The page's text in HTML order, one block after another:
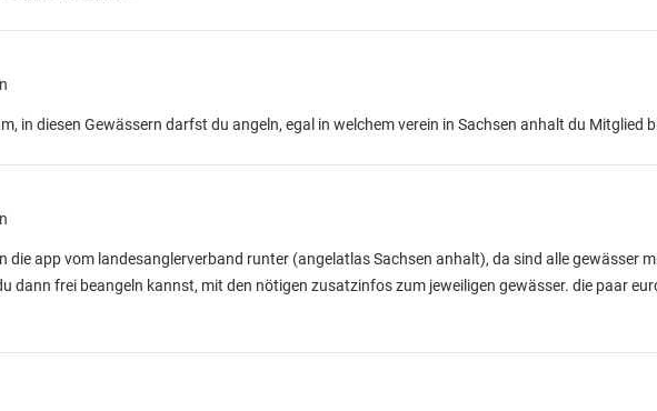
in diesen Gewässern darfst du angeln, egal in welchem verein in Sachsen anhalt du Mitglied
die app vom landesanglerverband runter (angelatlas Sachsen anhalt), da sind alle gewässer
dann frei beangeln kannst, mit den nötigen zusatzinfos zum jeweiligen gewässer. die paar